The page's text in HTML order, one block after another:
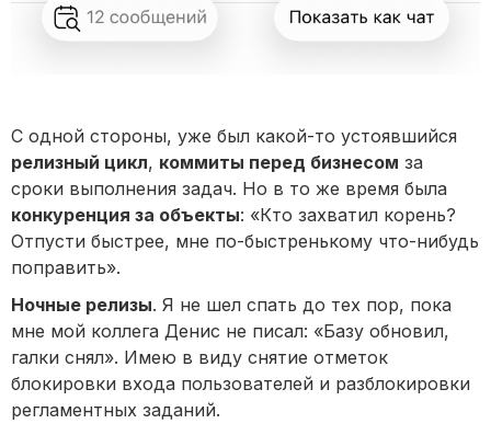
С одной стороны, уже был какой-то устоявшийся
релизный цикл, коммиты перед бизнесом за
сроки выполнения задач. Но в то же время была
конкуренция за объекты: «Кто захватил корень?
Отпусти быстрее, мне по-быстренькому что-нибудь
поправить».
Ночные релизы. Я не шел спать до тех пор, пока
мне мой коллега Денис не писал: «Базу обновил,
галки снял». Имею в виду снятие отметок
блокировки входа пользователей и разблокировки
регламентных заданий.